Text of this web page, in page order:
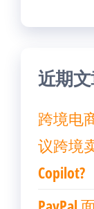
近期
跨境电
议跨境
Copilot?